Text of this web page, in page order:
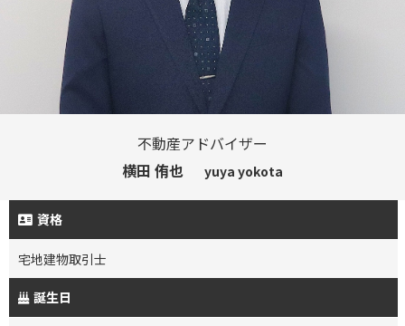
不動産アドバイザー
横田 侑也
yuya yokota
資格
宅地建物取引士
誕生日